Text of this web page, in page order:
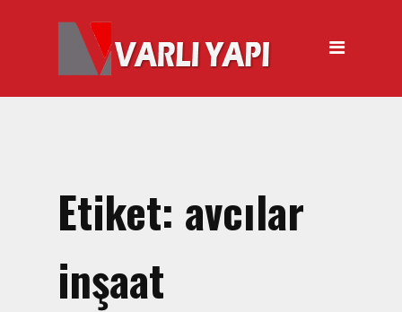
ANASAYFA
HAKKIMIZDA
Tabancası
El Arabası Satışı – Toptan,
Perakende Satış
Etiket: avcılar
inşaat